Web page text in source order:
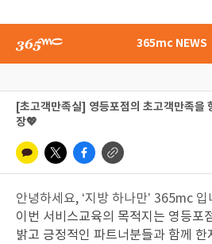
365mc NEWS
[초고객만족실] 영등포점의 초고객만족을
장💖
안녕하세요, ‘지방 하나만’ 365mc 입
이번 서비스교육의 목적지는 영등포
밝고 긍정적인 파트너분들과 함께